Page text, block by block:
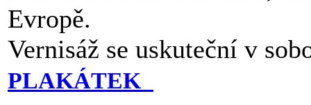
Evropě.
Vernisáž se uskuteční v
PLAKÁTEK